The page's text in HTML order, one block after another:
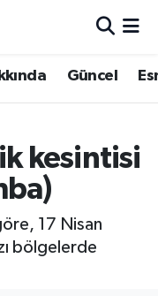
Güncel
kesintisi
17 Nisan
bölgelerde